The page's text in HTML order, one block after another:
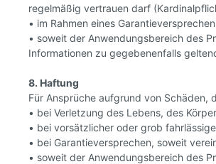
regelmäßig vertrauen darf
• im Rahmen eines
• soweit der Anwendungsbereich des
Informationen zu gegebenenfalls
8. Haftung
Für Ansprüche aufgrund von Schäden,
• bei Verletzung des Lebens, des
• bei vorsätzlicher oder grob
• bei Garantieversprechen, soweit
• soweit der Anwendungsbereich des